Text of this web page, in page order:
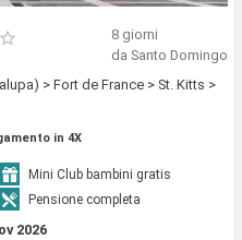
8 giorni
da Santo Domingo
> Fort de France > St. Kitts >
in 4X
Mini Club bambini gratis
Pensione completa
2026